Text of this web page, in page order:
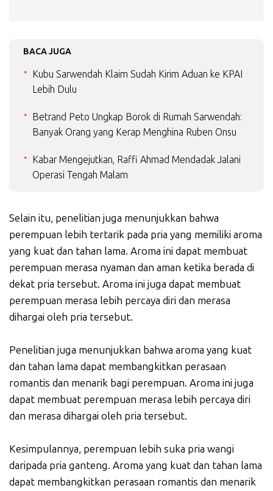
BACA JUGA
Kubu Sarwendah Klaim Sudah Kirim Aduan ke KPAI
Lebih Dulu
Betrand Peto Ungkap Borok di Rumah Sarwendah:
Banyak Orang yang Kerap Menghina Ruben Onsu
Kabar Mengejutkan, Raffi Ahmad Mendadak Jalani
Operasi Tengah Malam
Selain itu, penelitian juga menunjukkan bahwa
perempuan lebih tertarik pada pria yang memiliki aroma
yang kuat dan tahan lama. Aroma ini dapat membuat
perempuan merasa nyaman dan aman ketika berada di
dekat pria tersebut. Aroma ini juga dapat membuat
perempuan merasa lebih percaya diri dan merasa
dihargai oleh pria tersebut.
Penelitian juga menunjukkan bahwa aroma yang kuat
dan tahan lama dapat membangkitkan perasaan
romantis dan menarik bagi perempuan. Aroma ini juga
dapat membuat perempuan merasa lebih percaya diri
dan merasa dihargai oleh pria tersebut.
Kesimpulannya, perempuan lebih suka pria wangi
daripada pria ganteng. Aroma yang kuat dan tahan lama
dapat membangkitkan perasaan romantis dan menarik